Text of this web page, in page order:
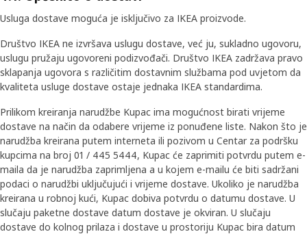
Usluga dostave moguća je isključivo za IKEA proizvode.
Društvo IKEA ne izvršava uslugu dostave, već ju, sukladno ugovoru,
uslugu pružaju ugovoreni podizvođači. Društvo IKEA zadržava pravo
sklapanja ugovora s različitim dostavnim službama pod uvjetom da
kvaliteta usluge dostave ostaje jednaka IKEA standardima.
Prilikom kreiranja narudžbe Kupac ima mogućnost birati vrijeme
dostave na način da odabere vrijeme iz ponuđene liste. Nakon što je
narudžba kreirana putem interneta ili pozivom u Centar za podršku
kupcima na broj 01 / 445 5444, Kupac će zaprimiti potvrdu putem e-
maila da je narudžba zaprimljena a u kojem e-mailu će biti sadržani
podaci o narudžbi uključujući i vrijeme dostave. Ukoliko je narudžba
kreirana u robnoj kući, Kupac dobiva potvrdu o datumu dostave. U
slučaju paketne dostave datum dostave je okviran. U slučaju
dostave do kolnog prilaza i dostave u prostoriju Kupac bira datum